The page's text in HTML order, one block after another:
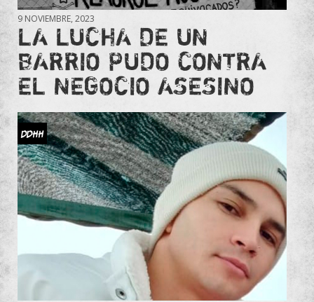
9 NOVIEMBRE, 2023
LA LUCHA DE UN
BARRIO PUDO CONTRA
EL NEGOCIO ASESINO
DDHH